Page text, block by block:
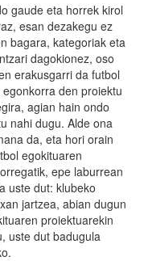
gaude eta horrek kirol
esan dezakegu ez
bagara, kategoriak eta
dagokionez, oso
erakusgarri da futbol
den proiektu
agian hain ondo
nahi dugu. Alde ona
da, eta hori orain
egokituaren
epe laburrean
uste dut: klubeko
jartzea, abian dugun
proiektuarekin
uste dut badugula